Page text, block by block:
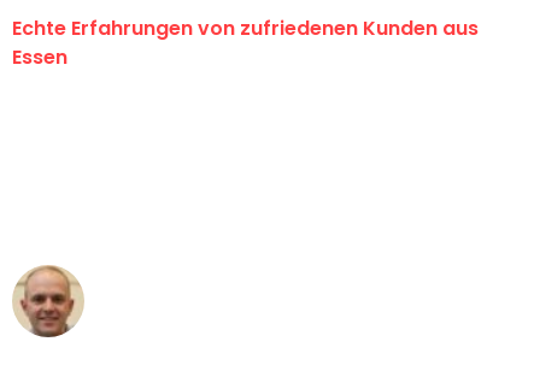
Echte Erfahrungen von zufriedenen Kunden aus
Essen